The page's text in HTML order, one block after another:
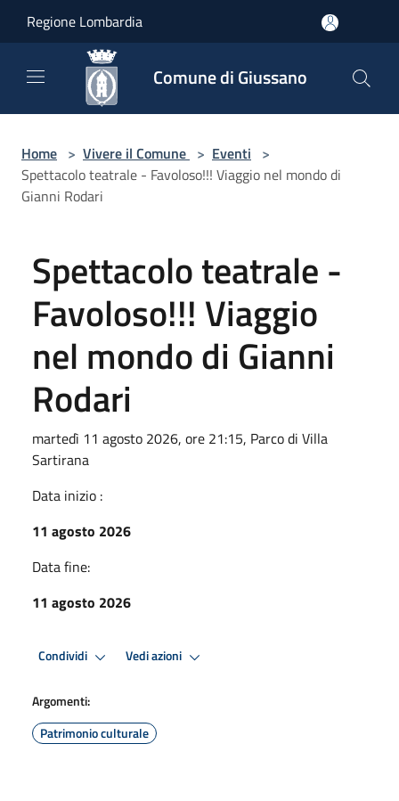
Regione Lombardia
Comune di Giussano
Home > Vivere il Comune > Eventi >
Spettacolo teatrale - Favoloso!!! Viaggio nel mondo di
Gianni Rodari
Spettacolo teatrale -
Favoloso!!! Viaggio
nel mondo di Gianni
Rodari
martedì 11 agosto 2026, ore 21:15, Parco di Villa
Sartirana
Data inizio :
11 agosto 2026
Data fine:
11 agosto 2026
Condividi Vedi azioni
Argomenti:
Patrimonio culturale